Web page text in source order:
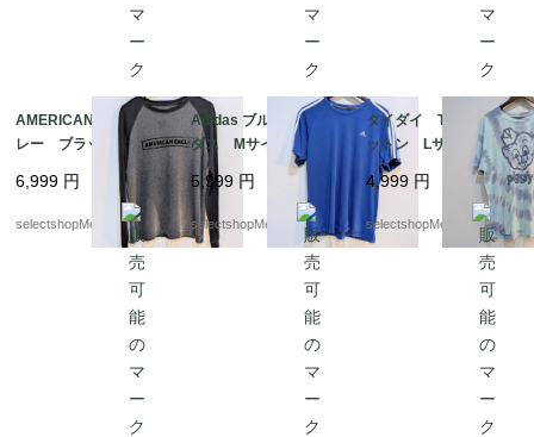
AMERICAN EAGLE グ
レー ブラック ワッ
フル生地 サーマル
Mサイズ リンガーTシ
ャツ 長袖 ロンT コ
ットン ポリエステル
アメリカンイーグル
6,999 円
selectshopMerci.
Adidas ブルー アディ
ダス Mサイズ コッ
トン adidas Tシャ
ツ スポーツ 三本ラ
イン climalite cotton
5,999 円
selectshopMerci.
タイダイ Tシャツ コ
ットン Lサイズ ドミ
ニカ 豚 両面プリン
ト 動物 pig
4,999 円
selectshopMerci.